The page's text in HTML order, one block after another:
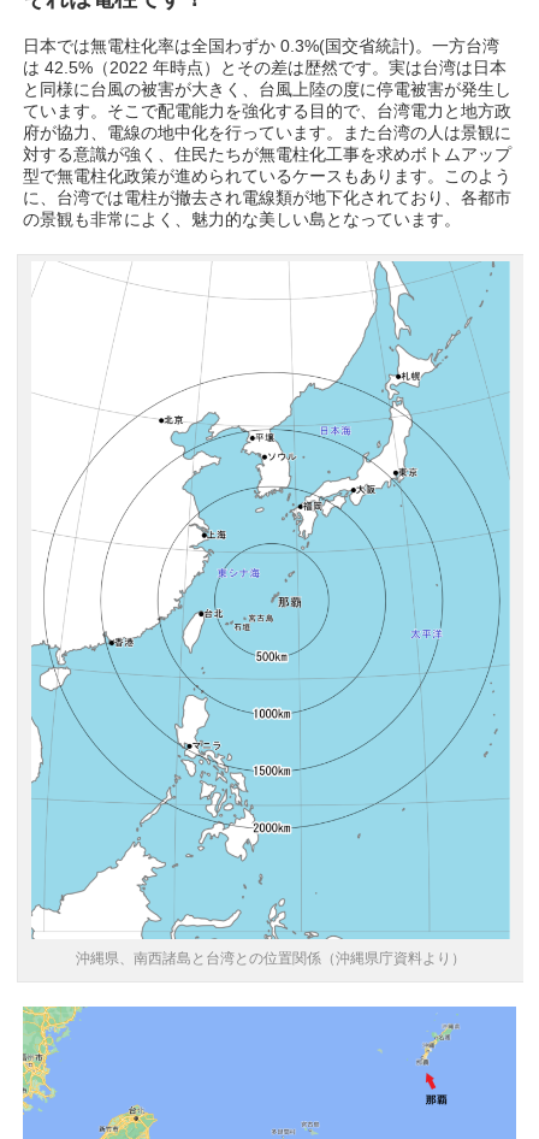
日本では無電柱化率は全国わずか 0.3%(国交省統計)。一方台湾
は 42.5%（2022 年時点）とその差は歴然です。実は台湾は日本
と同様に台風の被害が大きく、台風上陸の度に停電被害が発生し
ています。そこで配電能力を強化する目的で、台湾電力と地方政
府が協力、電線の地中化を行っています。また台湾の人は景観に
対する意識が強く、住民たちが無電柱化工事を求めボトムアップ
型で無電柱化政策が進められているケースもあります。このよう
に、台湾では電柱が撤去され電線類が地下化されており、各都市
の景観も非常によく、魅力的な美しい島となっています。
沖縄県、南西諸島と台湾との位置関係（沖縄県庁資料より）